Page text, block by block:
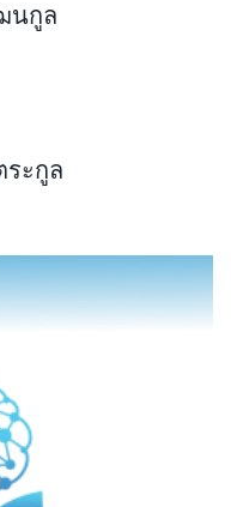
นกูล
ระกูล